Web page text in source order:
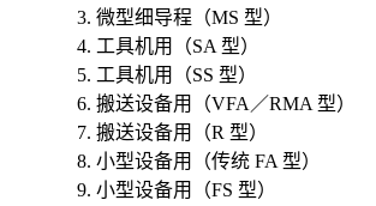
微型细导程（MS 型）
工具机用（SA 型）
工具机用（SS 型）
搬送设备用（VFA／RMA 型）
搬送设备用（R 型）
小型设备用（传统 FA 型）
小型设备用（FS 型）